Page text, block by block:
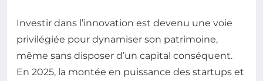
Investir dans l’innovation est devenu une voie
privilégiée pour dynamiser son patrimoine,
même sans disposer d’un capital conséquent.
En 2025, la montée en puissance des startups et